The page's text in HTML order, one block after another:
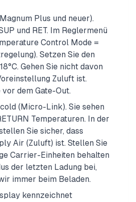
Plus und neuer).
und RET. Im Reglermenü
Control Mode =
Setzen Sie den
Gehen Sie nicht davon
Zuluft ist.
dem Gate-Out.
(Micro-Link). Sie sehen
Temperaturen. In der
Sie sicher, dass
Air (Zuluft) ist. Stellen Sie
Carrier-Einheiten behalten
der letzten Ladung bei,
immer beim Beladen.
kennzeichnet